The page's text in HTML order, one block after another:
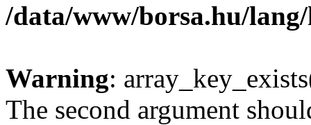
/data/www/borsa.hu/
Warning:
The second argument